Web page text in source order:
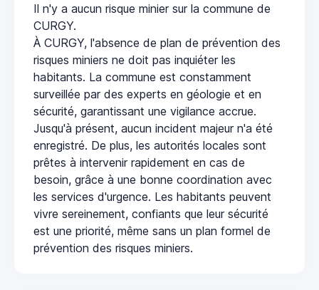
Il n'y a aucun risque minier sur la commune de
CURGY.
À CURGY, l'absence de plan de prévention des
risques miniers ne doit pas inquiéter les
habitants. La commune est constamment
surveillée par des experts en géologie et en
sécurité, garantissant une vigilance accrue.
Jusqu'à présent, aucun incident majeur n'a été
enregistré. De plus, les autorités locales sont
prêtes à intervenir rapidement en cas de
besoin, grâce à une bonne coordination avec
les services d'urgence. Les habitants peuvent
vivre sereinement, confiants que leur sécurité
est une priorité, même sans un plan formel de
prévention des risques miniers.